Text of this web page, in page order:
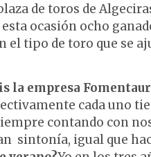
de toros de
ocasión ocho
el tipo de toro que se
la empresa
cada uno
contando con
sintonía, igual que